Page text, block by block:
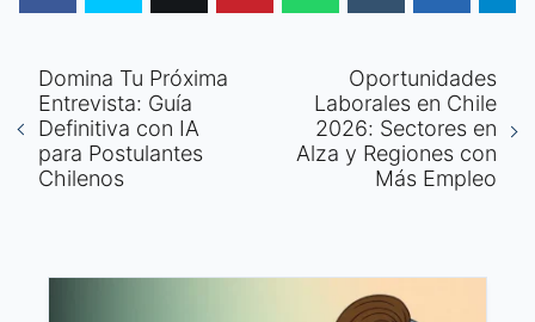
Domina Tu Próxima
Entrevista: Guía
Definitiva con IA
para Postulantes
Chilenos
Oportunidades
Laborales en Chile
2026: Sectores en
Alza y Regiones con
Más Empleo